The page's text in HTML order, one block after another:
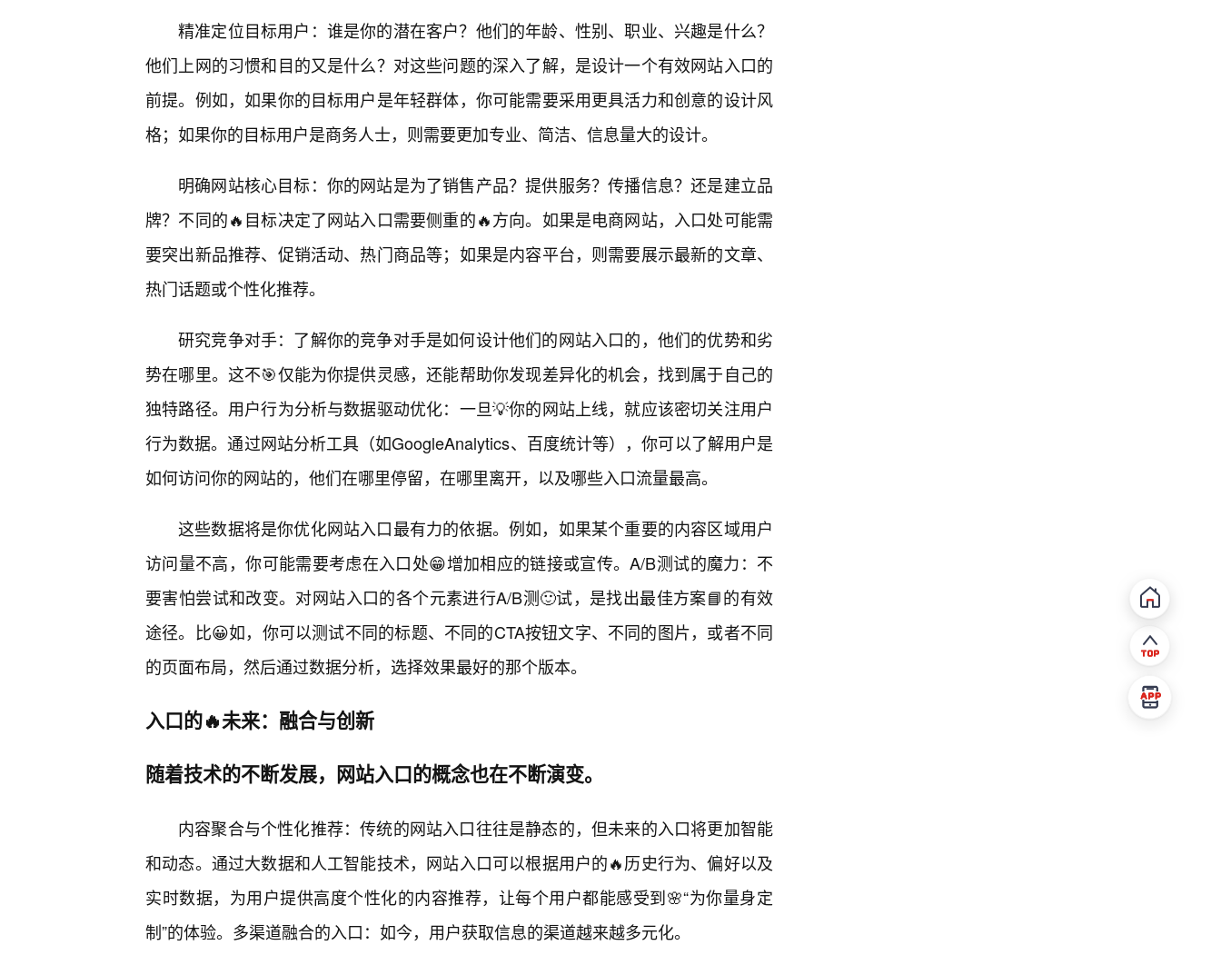
精准定位目标用户：谁是你的潜在客户？他们的年龄、性别、职业、兴趣是什么？
他们上网的习惯和目的又是什么？对这些问题的深入了解，是设计一个有效网站入口的
前提。例如，如果你的目标用户是年轻群体，你可能需要采用更具活力和创意的设计风
格；如果你的目标用户是商务人士，则需要更加专业、简洁、信息量大的设计。
明确网站核心目标：你的网站是为了销售产品？提供服务？传播信息？还是建立品
牌？不同的🔥目标决定了网站入口需要侧重的🔥方向。如果是电商网站，入口处可能需
要突出新品推荐、促销活动、热门商品等；如果是内容平台，则需要展示最新的文章、
热门话题或个性化推荐。
研究竞争对手：了解你的竞争对手是如何设计他们的网站入口的，他们的优势和劣
势在哪里。这不🎯仅能为你提供灵感，还能帮助你发现差异化的机会，找到属于自己的
独特路径。用户行为分析与数据驱动优化：一旦💡你的网站上线，就应该密切关注用户
行为数据。通过网站分析工具（如GoogleAnalytics、百度统计等），你可以了解用户是
如何访问你的网站的，他们在哪里停留，在哪里离开，以及哪些入口流量最高。
这些数据将是你优化网站入口最有力的依据。例如，如果某个重要的内容区域用户
访问量不高，你可能需要考虑在入口处😁增加相应的链接或宣传。A/B测试的魔力：不
要害怕尝试和改变。对网站入口的各个元素进行A/B测🙂试，是找出最佳方案📘的有效
途径。比😀如，你可以测试不同的标题、不同的CTA按钮文字、不同的图片，或者不同
的页面布局，然后通过数据分析，选择效果最好的那个版本。
入口的🔥未来：融合与创新
随着技术的不断发展，网站入口的概念也在不断演变。
内容聚合与个性化推荐：传统的网站入口往往是静态的，但未来的入口将更加智能
和动态。通过大数据和人工智能技术，网站入口可以根据用户的🔥历史行为、偏好以及
实时数据，为用户提供高度个性化的内容推荐，让每个用户都能感受到🌸“为你量身定
制”的体验。多渠道融合的入口：如今，用户获取信息的渠道越来越多元化。